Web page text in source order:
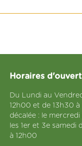
Horaires
Du Lundi au
12h00 et de 13h30
décalée : le
les 1er et 3e
à 12h00